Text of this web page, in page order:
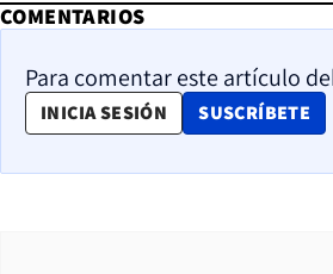
COMENTARIOS
Para comentar este artículo
INICIA SESIÓN SUSCRÍBETE
OPENS IN NEW